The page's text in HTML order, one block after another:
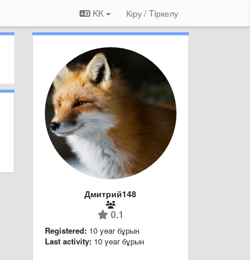
KK Кіру / Tiркелу
Дмитрий148
0.1
Registered: 10 year бұрын
Last activity: 10 year бұрын